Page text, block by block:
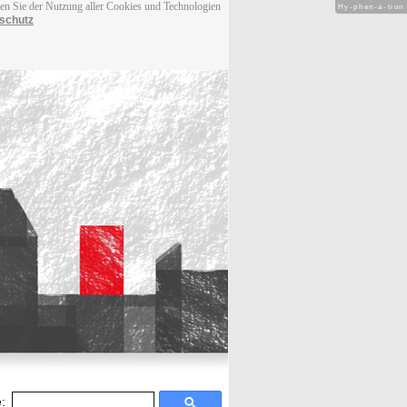
Sie der Nutzung aller Cookies und Technologien
Hy-phen-a-tion